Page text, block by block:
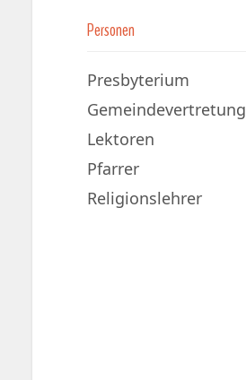
Personen
Presbyterium
Gemeindevertretung
Lektoren
Pfarrer
Religionslehrer